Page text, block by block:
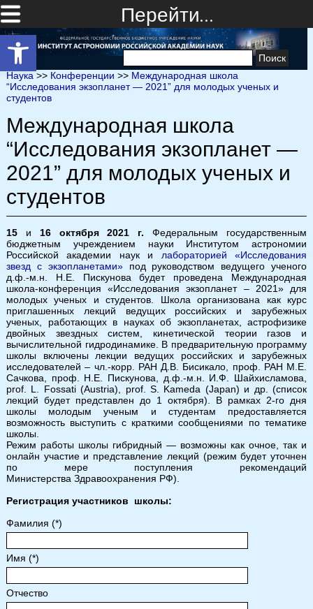
Открыть панель инструментов
Перейти…
Найти:
Наука >> Конференции >> Международная школа
“Исследования экзопланет — 2021” для молодых ученых и
студентов
Международная школа
“Исследования экзопланет —
2021” для молодых ученых и
студентов
15 и 16 октября 2021 г. Федеральным государственным
бюджетным учреждением науки Институтом астрономии
Российской академии наук и лабораторией «Исследования
звезд с экзопланетами»под руководством ведущего ученого
д.ф.-м.н. Н.Е. Пискунова будет проведена Международная
школа-конференция «Исследования экзопланет – 2021» для
молодых ученых и студентов. Школа организована как курс
приглашенных лекций ведущих российских и зарубежных
ученых, работающих в науках об экзопланетах, астрофизике
двойных звездных систем, кинетической теории газов и
вычислительной гидродинамике. В предварительную программу
школы включены лекции ведущих российских и зарубежных
исследователей – чл.-корр. РАН Д.В. Бисикало, проф. РАН М.Е.
Сачкова, проф. Н.Е. Пискунова, д.ф.-м.н. И.Ф. Шайхисламова,
prof. L. Fossati (Austria), prof. S. Kameda (Japan) и др. (список
лекций будет представлен до 1 октября). В рамках 2-го дня
школы молодым ученым и студентам предоставляется
возможность выступить с краткими сообщениями по тематике
школы.
Режим работы школы гибридный — возможны как очное, так и
онлайн участие и представление лекций (режим будет уточнен
по мере поступления рекомендаций
Министерства Здравоохранения РФ).
Регистрация участников школы:
Фамилия (*)
Имя (*)
Отчество